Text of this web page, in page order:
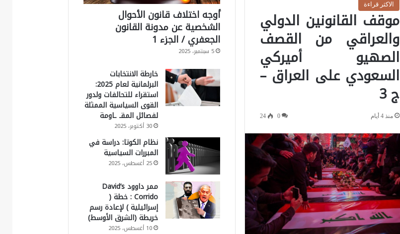
الاكثر قراءة
موقف القانونين الدولي
والعراقي من القصف
الصهيو أميركي
السعودي على العراق –
ج 3
منذ 4 أيام 0
24
أوجه اختلاف قانون الأحوال
الشخصية عن مدونة القانون
الجعفري / الجزء 1
5 سبتمبر، 2025
خارطة الانتخابات
البرلمانية لعام 2025:
استقراء للتحالفات ولدور
القوى السياسية الممثلة
لفصائل المقـ ـاومة
30 أكتوبر، 2025
نظام الكوتا: دراسة في
المبررات السياسية
25 أغسطس، 2025
ممر داوود David’s
Corrido : خطة (
إسرائيلية ) لإعادة رسم
خريطة (الشرق الأوسط)
10 أغسطس، 2025